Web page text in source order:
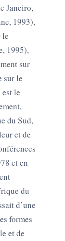
Janeiro,
1993),
le
1995),
sur
sur le
le
du Sud,
et de
et en
du
d’une
formes
et de